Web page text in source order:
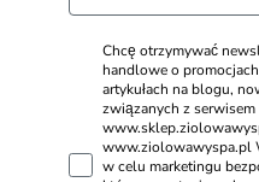
Chcę otrzymywać
handlowe o
artykułach na blogu,
związanych z serwisem
www.ziolowawyspa.pl
w celu marketingu